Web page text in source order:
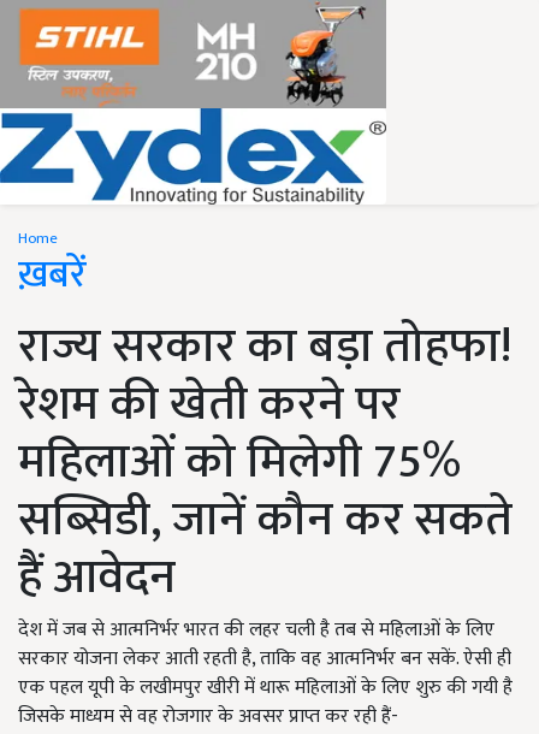
Home
ख़बरें
राज्य सरकार का बड़ा तोहफा!
रेशम की खेती करने पर
महिलाओं को मिलेगी 75%
सब्सिडी, जानें कौन कर सकते
हैं आवेदन
देश में जब से आत्मनिर्भर भारत की लहर चली है तब से महिलाओं के लिए
सरकार योजना लेकर आती रहती है, ताकि वह आत्मनिर्भर बन सकें. ऐसी ही
एक पहल यूपी के लखीमपुर खीरी में थारू महिलाओं के लिए शुरु की गयी है
जिसके माध्यम से वह रोजगार के अवसर प्राप्त कर रही हैं-